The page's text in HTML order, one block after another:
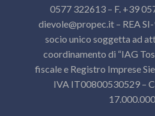
0577 322613 – F. +39
dievole@propec.it – REA
socio unico soggetta ad
coordinamento di “IAG
fiscale e Registro Imprese
IVA IT00800530529 –